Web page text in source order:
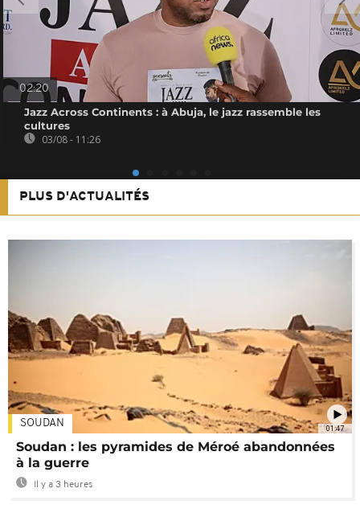
02:20
Jazz Across Continents : à Abuja, le jazz rassemble les
cultures
03/08 - 11:26
PLUS D'ACTUALITÉS
01:47
SOUDAN
Soudan : les pyramides de Méroé abandonnées
à la guerre
Il y a 3 heures